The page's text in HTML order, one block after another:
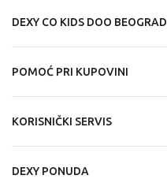
DEXY CO KIDS DOO BEOGRAD
POMOĆ PRI KUPOVINI
KORISNIČKI SERVIS
DEXY PONUDA